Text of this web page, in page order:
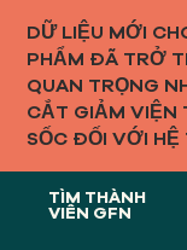
DỮ LIỆU MỚI
PHẨM ĐÃ TRỞ
QUAN TRỌNG
CẮT GIẢM VIỆN
SỐC ĐỐI VỚI
TÌM THÀNH
VIÊN GFN